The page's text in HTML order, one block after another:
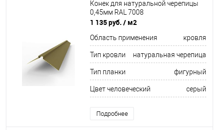
Конек для натуральной черепицы
0,45мм RAL 7008
1 135 руб. / м2
Область применения кровля
Тип кровли натуральная черепица
Тип планки фигурный
Цвет человеческий серый
Подробнее